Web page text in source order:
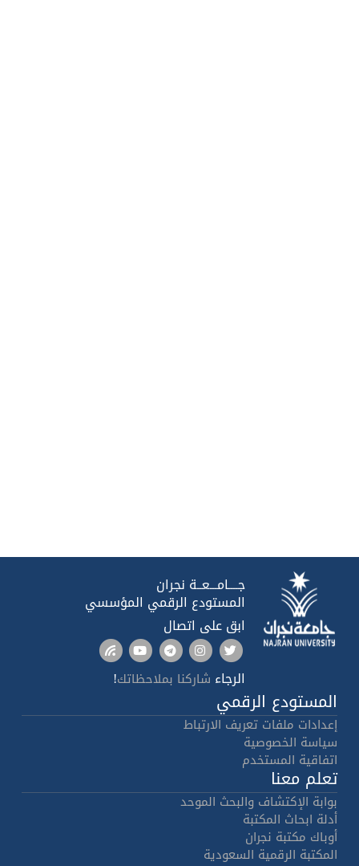
جــــامـــعــة نجران
المستودع الرقمي المؤسسي
ابق على اتصال
الرجاء شاركنا بملاحظاتك!
المستودع الرقمي
إعدادات ملفات تعريف الارتباط
سياسة الخصوصية
اتفاقية المستخدم
تعلم معنا
بوابة الإكتشاف والبحث الموحد
أدلة ابحاث المكتبة
أوباك مكتبة نجران
المكتبة الرقمية السعودية